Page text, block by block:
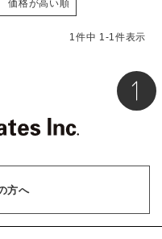
価格が高い順
1件中 1-1件表示
方へ